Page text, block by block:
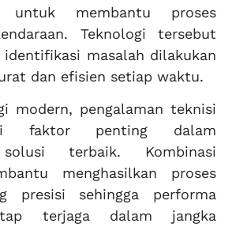
membantu proses
Teknologi tersebut
identifikasi masalah dilakukan
dan efisien setiap waktu.
modern, pengalaman teknisi
faktor penting dalam
terbaik. Kombinasi
menghasilkan proses
presisi sehingga performa
terjaga dalam jangka